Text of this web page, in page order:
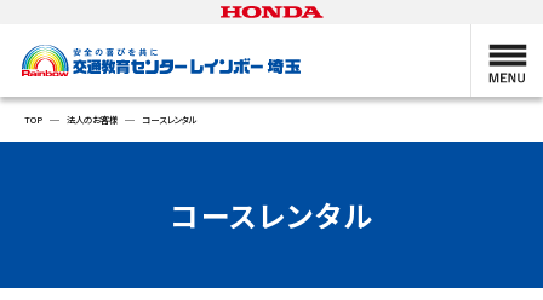
TOP 法人のお客様 コースレンタル
コースレンタル